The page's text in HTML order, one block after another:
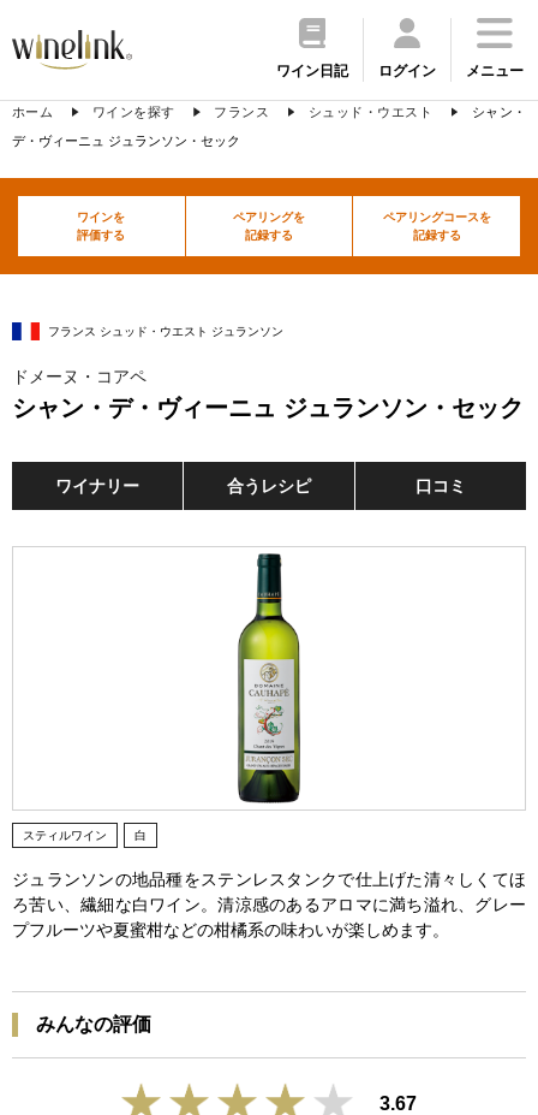
ワイン日記 ログイン メニュー
ホーム ワインを探す フランス シュッド・ウエスト
シャン・
デ・ヴィーニュ ジュランソン・セック
ワインを
評価する
ペアリングを
記録する
ペアリングコースを
記録する
フランス シュッド・ウエスト ジュランソン
ドメーヌ・コアペ
シャン・デ・ヴィーニュ ジュランソン・セック
ワイナリー 合うレシピ 口コミ
スティルワイン 白
ジュランソンの地品種をステンレスタンクで仕上げた清々しくてほ
ろ苦い、繊細な白ワイン。清涼感のあるアロマに満ち溢れ、グレー
プフルーツや夏蜜柑などの柑橘系の味わいが楽しめます。
みんなの評価
3.67